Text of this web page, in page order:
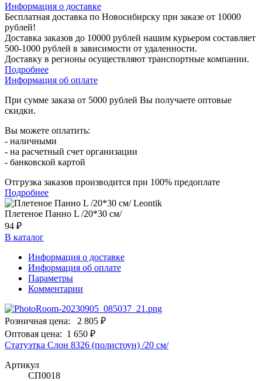
Информация о доставке
Бесплатная доставка по Новосибирску при заказе от 10000
рублей!
Доставка заказов до 10000 рублей нашим курьером составляет
500-1000 рублей в зависимости от удаленности.
Доставку в регионы осуществляют транспортные компании.
Подробнее
Информация об оплате
При сумме заказа от 5000 рублей Вы получаете оптовые
скидки.
Вы можете оплатить:
- наличными
- на расчетный счет организации
- банковской картой
Отгрузка заказов производится при 100% предоплате
Подробнее
Плетеное Панно L /20*30 см/
94 ₽
В каталог
Информация о доставке
Информация об оплате
Параметры
Комментарии
Розничная цена:
2 805 ₽
Оптовая цена: 1 650 ₽
Статуэтка Слон 8326 (полистоун) /20 см/
Артикул
СП0018